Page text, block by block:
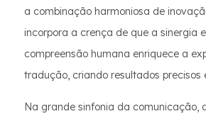
a combinação harmoniosa de
incorpora a crença de que a sinergia
compreensão humana enriquece a
tradução, criando resultados precisos
Na grande sinfonia da comunicação,